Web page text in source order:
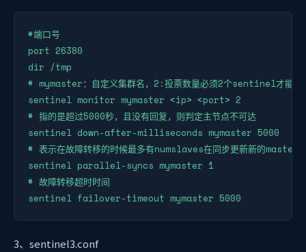
#端口号
port 26380
dir /tmp
# mymaster：自定义集群名，2:投票数量必须2个sentinel才能判
sentinel monitor mymaster <ip> <port> 2
# 指的是超过5000秒，且没有回复，则判定主节点不可达
sentinel down-after-milliseconds mymaster 5000
# 表示在故障转移的时候最多有numslaves在同步更新新的master
sentinel parallel-syncs mymaster 1
# 故障转移超时时间
sentinel failover-timeout mymaster 5000
3、sentinel3.conf